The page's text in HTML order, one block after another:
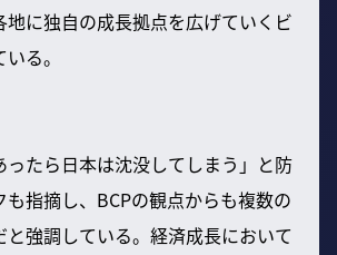
地に独自の成長拠点を広げていくビ
る。
ったら日本は沈没してしまう」と防
も指摘し、BCPの観点からも複数の
と強調している。経済成長において